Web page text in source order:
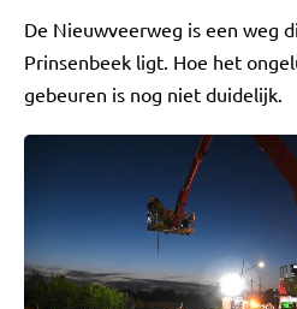
De Nieuwveerweg is een weg
Prinsenbeek ligt. Hoe het
gebeuren is nog niet duidelijk.